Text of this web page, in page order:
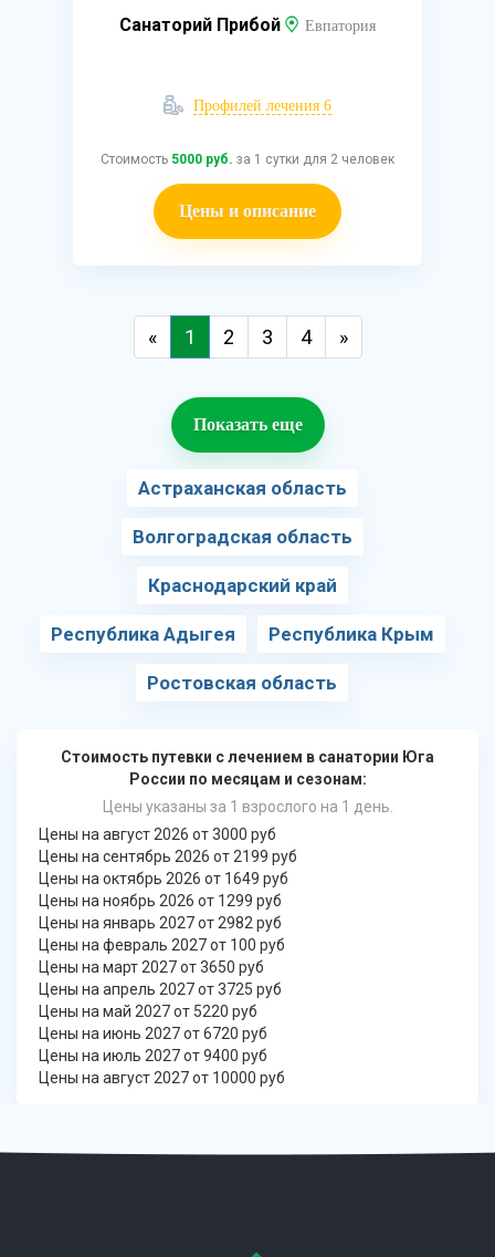
Санаторий Прибой Евпатория
Профилей лечения 6
Стоимость 5000 руб. за 1 сутки для 2 человек
Цены и описание
« 1 2 3 4 »
Показать еще
Астраханская область
Волгоградская область
Краснодарский край
Республика Адыгея Республика Крым
Ростовская область
Стоимость путевки с лечением в санатории Юга
России по месяцам и сезонам:
Цены указаны за 1 взрослого на 1 день.
Цены на август 2026 от 3000 руб
Цены на сентябрь 2026 от 2199 руб
Цены на октябрь 2026 от 1649 руб
Цены на ноябрь 2026 от 1299 руб
Цены на январь 2027 от 2982 руб
Цены на февраль 2027 от 100 руб
Цены на март 2027 от 3650 руб
Цены на апрель 2027 от 3725 руб
Цены на май 2027 от 5220 руб
Цены на июнь 2027 от 6720 руб
Цены на июль 2027 от 9400 руб
Цены на август 2027 от 10000 руб